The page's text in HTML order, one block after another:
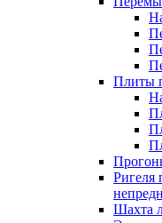
Плиты
Ригеля
Шахта